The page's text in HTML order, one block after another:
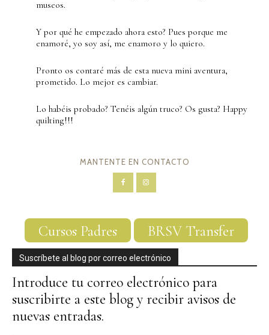
museos.
Y por qué he empezado ahora esto? Pues porque me
enamoré, yo soy así, me enamoro y lo quiero.
Pronto os contaré más de esta nueva mini aventura,
prometido. Lo mejor es cambiar.
Lo habéis probado? Tenéis algún truco? Os gusta? Happy
quilting!!!
MANTENTE EN CONTACTO
Cursos Padres BRSV Transfer
Suscríbete al blog por correo electrónico
Introduce tu correo electrónico para
suscribirte a este blog y recibir avisos de
nuevas entradas.